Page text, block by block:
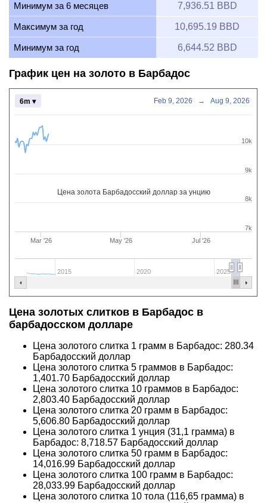
Минимум за 6 месяцев 7,936.51 BBD
Максимум за год 10,695.19 BBD
Минимум за год 6,644.52 BBD
График цен на золото в Барбадос
Цена золота Барбадосский доллар за унцию
Mar '26 May '26 Jul '26
2015 2020 2025
8k
9k
10k
7k
6m ▾ Feb 9, 2026 → Aug 9, 2026
Цена золотых слитков в Барбадос в
барбадосском долларе
Цена золотого слитка 1 грамм в Барбадос: 280.34
Барбадосский доллар
Цена золотого слитка 5 граммов в Барбадос:
1,401.70 Барбадосский доллар
Цена золотого слитка 10 граммов в Барбадос:
2,803.40 Барбадосский доллар
Цена золотого слитка 20 грамм в Барбадос:
5,606.80 Барбадосский доллар
Цена золотого слитка 1 унция (31,1 грамма) в
Барбадос: 8,718.57 Барбадосский доллар
Цена золотого слитка 50 грамм в Барбадос:
14,016.99 Барбадосский доллар
Цена золотого слитка 100 грамм в Барбадос:
28,033.99 Барбадосский доллар
Цена золотого слитка 10 тола (116,65 грамма) в